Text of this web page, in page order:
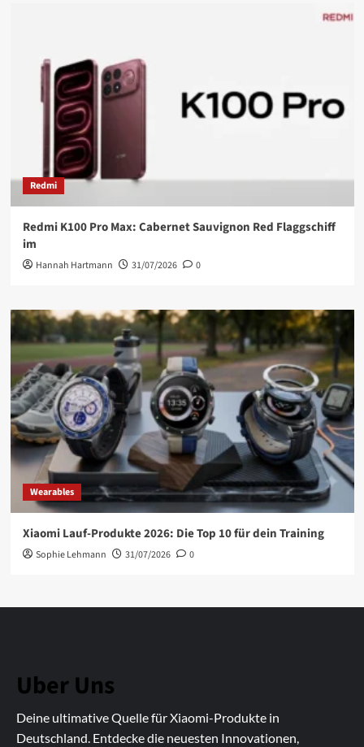
Redmi
Redmi K100 Pro Max: Cabernet Sauvignon Red Flaggschiff
im
Hannah Hartmann 31/07/2026 0
Wearables
Xiaomi Lauf-Produkte 2026: Die Top 10 für dein Training
Sophie Lehmann 31/07/2026 0
Uber Uns
Deine ultimative Quelle für Xiaomi-Produkte in
Deutschland. Entdecke die neuesten Innovationen,